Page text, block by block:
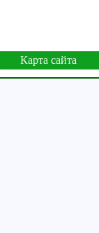
Карта сайта